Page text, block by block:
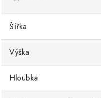
Šířka
Výška
Hloubka